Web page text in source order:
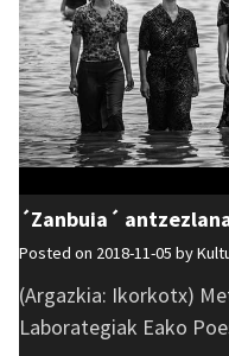
´Zanbuia´
Posted on 2018-11-05 by
(Argazkia: Ikorkotx)
Laborategiak Eako